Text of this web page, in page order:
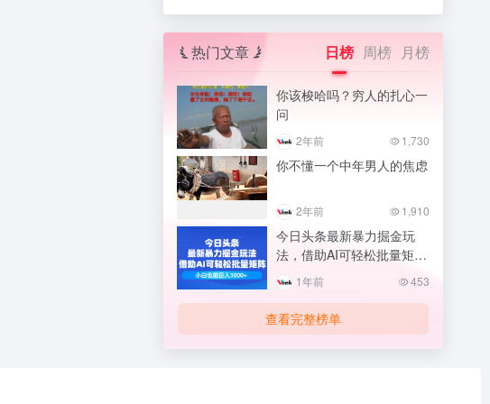
热门文章 日榜 周榜 月榜
你该梭哈吗？穷人的扎心一
问
2年前 1,730
你不懂一个中年男人的焦虑
2年前 1,910
今日头条最新暴力掘金玩
法，借助AI可轻松批量矩
阵，小白也能日入1000+
1年前 453
查看完整榜单